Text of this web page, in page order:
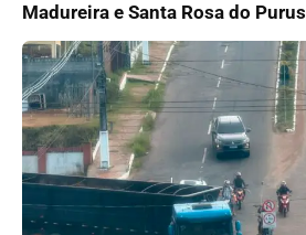
Madureira e Santa Rosa do Purus